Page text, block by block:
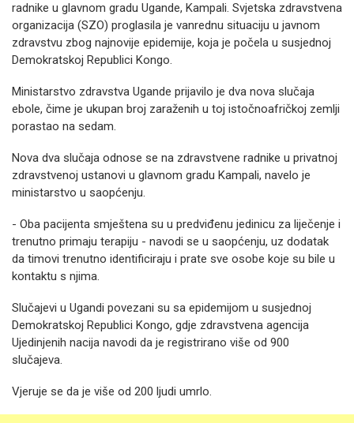
radnike u glavnom gradu Ugande, Kampali. Svjetska zdravstvena
organizacija (SZO) proglasila je vanrednu situaciju u javnom
zdravstvu zbog najnovije epidemije, koja je počela u susjednoj
Demokratskoj Republici Kongo.
Ministarstvo zdravstva Ugande prijavilo je dva nova slučaja
ebole, čime je ukupan broj zaraženih u toj istočnoafričkoj zemlji
porastao na sedam.
Nova dva slučaja odnose se na zdravstvene radnike u privatnoj
zdravstvenoj ustanovi u glavnom gradu Kampali, navelo je
ministarstvo u saopćenju.
- Oba pacijenta smještena su u predviđenu jedinicu za liječenje i
trenutno primaju terapiju - navodi se u saopćenju, uz dodatak
da timovi trenutno identificiraju i prate sve osobe koje su bile u
kontaktu s njima.
Slučajevi u Ugandi povezani su sa epidemijom u susjednoj
Demokratskoj Republici Kongo, gdje zdravstvena agencija
Ujedinjenih nacija navodi da je registrirano više od 900
slučajeva.
Vjeruje se da je više od 200 ljudi umrlo.